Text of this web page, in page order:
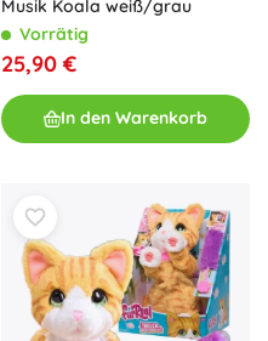
Musik Koala weiß/grau
Vorrätig
25,90 €
In den Warenkorb